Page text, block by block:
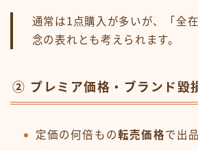
通常は1点購入が多いが、「全
念の表れとも考えられます。
② プレミア価格・ブランド毀
定価の何倍もの転売価格で出